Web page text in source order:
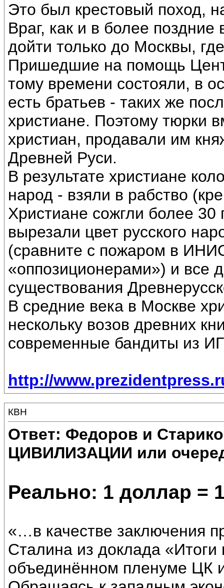
Это был крестовый поход,
Враг, как и в более
дойти только до Москвы,
Пришедшие на помощь
тому времени состояли, в
есть братьев - таких же
христиане. Поэтому тюрки
христиан, продавали им
Древней Руси.
В результате христиане
народ - взяли в рабство
Христиане сожгли более 30
вырезали цвет русского
(сравните с пожаром в
«оппозиционерами») и все
существования
В средние века в Москве
нескольку возов древних
современные бандиты из
http://
КВН
Ответ: Федоров и
ЦИВИЛИЗАЦИИ или
Реально: 1 доллар =
«…в качестве заключения
Сталина из доклада «Итоги
объединённом пленуме ЦК